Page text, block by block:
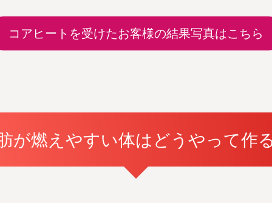
コアヒートを受けたお客様の結果写真はこちら
が燃えやすい体はどうやって作